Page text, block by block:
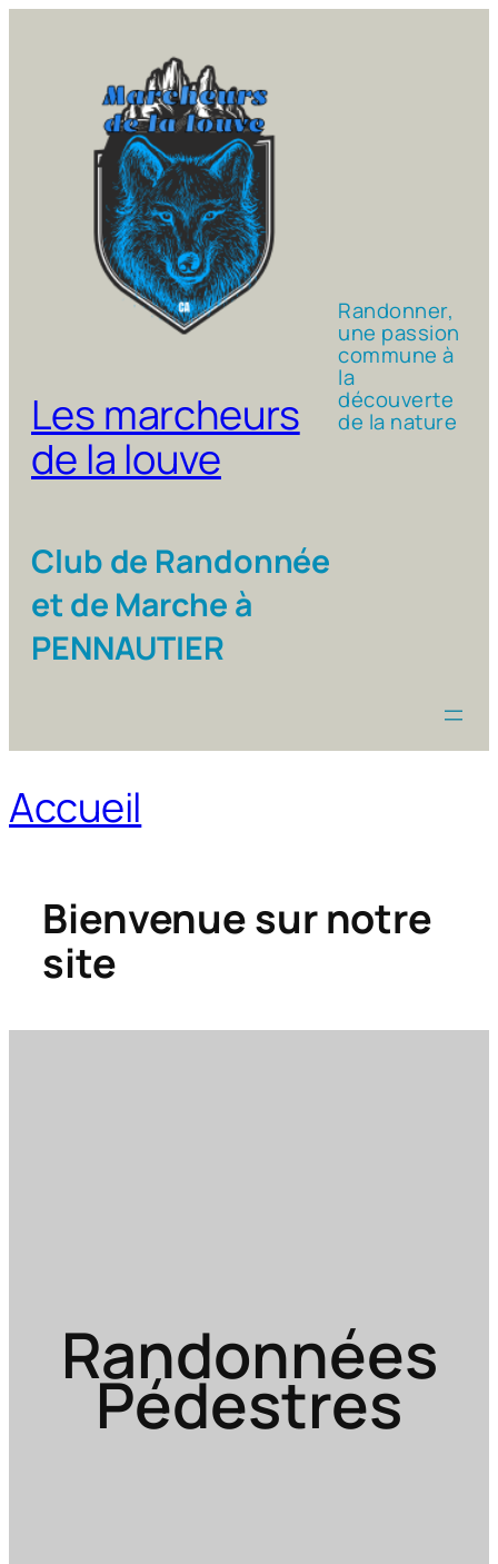
Les marcheurs
de la louve
Club de Randonnée
et de Marche à
PENNAUTIER
Randonner,
une passion
commune à
la
découverte
de la nature
Accueil
Bienvenue sur notre
site
Randonnées
Pédestres